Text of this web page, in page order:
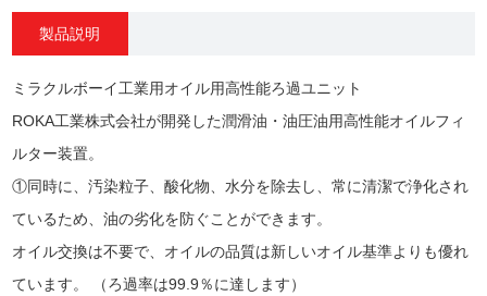
製品説明
ミラクルボーイ工業用オイル用高性能ろ過ユニット
ROKA工業株式会社が開発した潤滑油・油圧油用高性能オイルフィ
ルター装置。
①同時に、汚染粒子、酸化物、水分を除去し、常に清潔で浄化され
ているため、油の劣化を防ぐことができます。
オイル交換は不要で、オイルの品質は新しいオイル基準よりも優れ
ています。 （ろ過率は99.9％に達します）